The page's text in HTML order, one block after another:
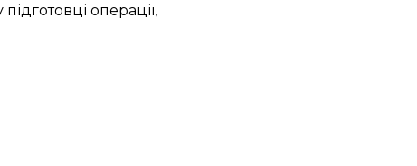
операції,